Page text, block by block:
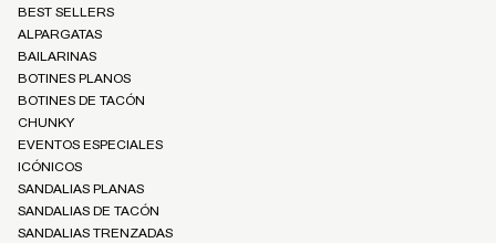
BEST SELLERS
ALPARGATAS
BAILARINAS
BOTINES PLANOS
BOTINES DE TACÓN
CHUNKY
EVENTOS ESPECIALES
ICÓNICOS
SANDALIAS PLANAS
SANDALIAS DE TACÓN
SANDALIAS TRENZADAS